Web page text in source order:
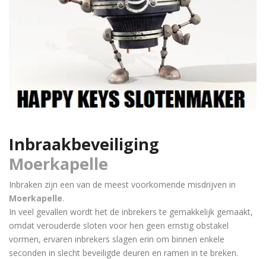
Inbraakbeveiliging
Moerkapelle
Inbraken zijn een van de meest voorkomende misdrijven in
Moerkapelle.
In veel gevallen wordt het de inbrekers te gemakkelijk gemaakt,
omdat verouderde sloten voor hen geen ernstig obstakel
vormen, ervaren inbrekers slagen erin om binnen enkele
seconden in slecht beveiligde deuren en ramen in te breken.